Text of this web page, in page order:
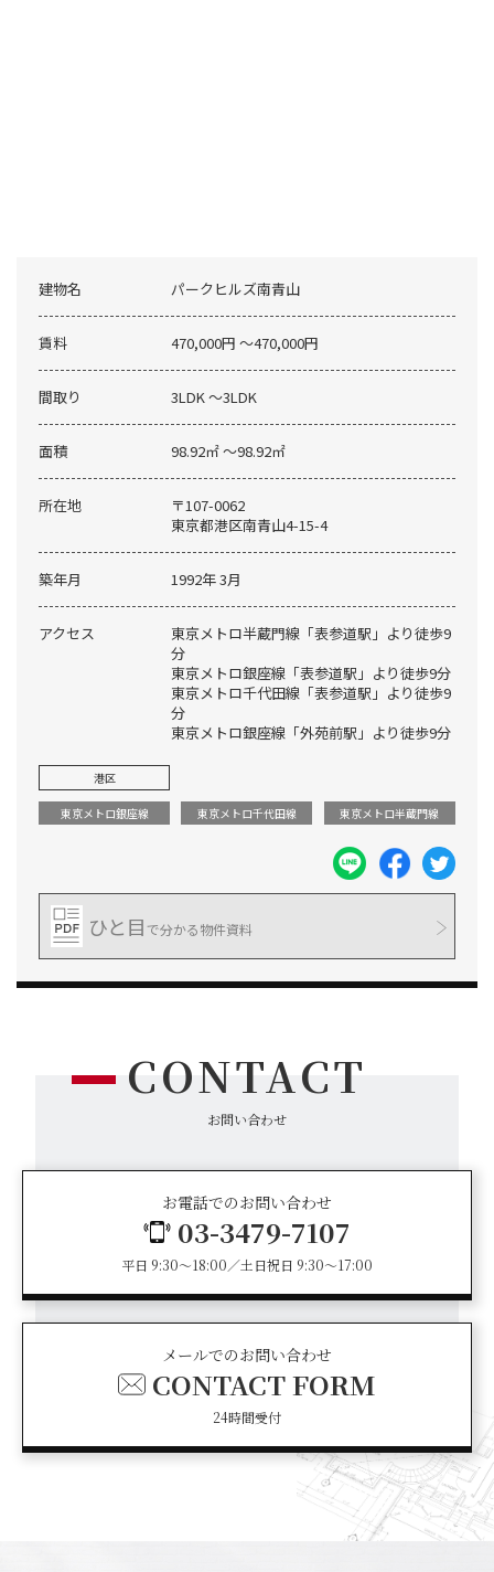
建物名 パークヒルズ南青山
賃料 470,000円 〜470,000円
間取り 3LDK 〜3LDK
面積 98.92㎡ 〜98.92㎡
所在地
〒107-0062
東京都港区南青山4-15-4
築年月 1992年 3月
アクセス
東京メトロ半蔵門線「表参道駅」より徒歩9
分
東京メトロ銀座線「表参道駅」より徒歩9分
東京メトロ千代田線「表参道駅」より徒歩9
分
東京メトロ銀座線「外苑前駅」より徒歩9分
港区
東京メトロ銀座線 東京メトロ千代田線 東京メトロ半蔵門線
ひと目で分かる物件資料
CONTACT
お問い合わせ
お電話でのお問い合わせ
03-3479-7107
平日 9:30～18:00／土日祝日 9:30～17:00
メールでのお問い合わせ
CONTACT FORM
24時間受付